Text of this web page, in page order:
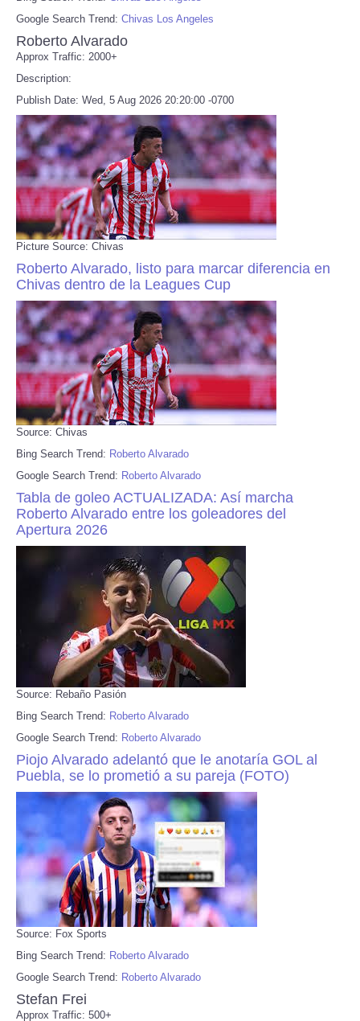
Google Search Trend: Chivas Los Angeles
Roberto Alvarado
Approx Traffic: 2000+
Description:
Publish Date: Wed, 5 Aug 2026 20:20:00 -0700
Picture Source: Chivas
Roberto Alvarado, listo para marcar diferencia en
Chivas dentro de la Leagues Cup
Source: Chivas
Bing Search Trend: Roberto Alvarado
Google Search Trend: Roberto Alvarado
Tabla de goleo ACTUALIZADA: Así marcha
Roberto Alvarado entre los goleadores del
Apertura 2026
Source: Rebaño Pasión
Bing Search Trend: Roberto Alvarado
Google Search Trend: Roberto Alvarado
Piojo Alvarado adelantó que le anotaría GOL al
Puebla, se lo prometió a su pareja (FOTO)
Source: Fox Sports
Bing Search Trend: Roberto Alvarado
Google Search Trend: Roberto Alvarado
Stefan Frei
Approx Traffic: 500+